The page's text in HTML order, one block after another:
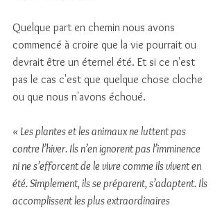
Quelque part en chemin nous avons
commencé à croire que la vie pourrait ou
devrait être un éternel été. Et si ce n'est
pas le cas c'est que quelque chose cloche
ou que nous n'avons échoué.
« Les plantes et les animaux ne luttent pas
contre l’hiver. Ils n’en ignorent pas l’imminence
ni ne s’efforcent de le vivre comme ils vivent en
été. Simplement, ils se préparent, s’adaptent. Ils
accomplissent les plus extraordinaires